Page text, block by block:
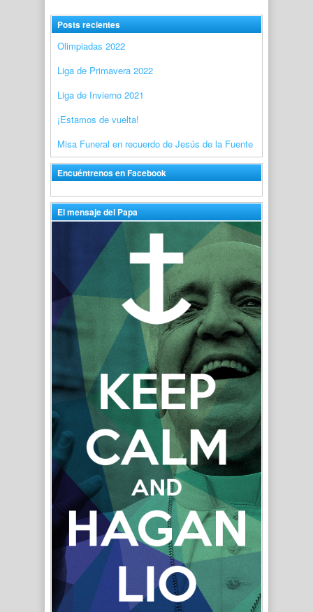
Posts recientes
Olimpiadas 2022
Liga de Primavera 2022
Liga de Invierno 2021
¡Estamos de vuelta!
Misa Funeral en recuerdo de Jesús de la Fuente
Encuéntrenos en Facebook
El mensaje del Papa